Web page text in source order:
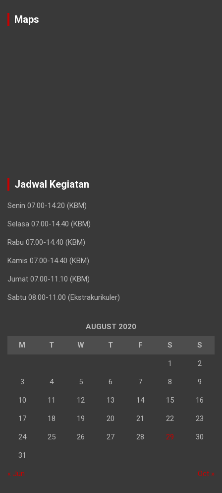
Maps
Jadwal Kegiatan
Senin 07.00-14.20 (KBM)
Selasa 07.00-14.40 (KBM)
Rabu 07.00-14.40 (KBM)
Kamis 07.00-14.40 (KBM)
Jumat 07.00-11.10 (KBM)
Sabtu 08.00-11.00 (Ekstrakurikuler)
AUGUST 2020
M T W T F S S
1 2
3 4 5 6 7 8 9
10 11 12 13 14 15 16
17 18 19 20 21 22 23
24 25 26 27 28 29 30
31
« Jun Oct »